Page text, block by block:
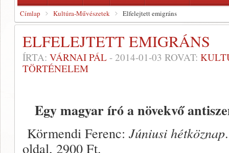
Címlap Kultúra-Művészetek Elfelejtett emigráns
ELFELEJTETT EMIGRÁNS
ÍRTA: VÁRNAI PÁL - 2014-01-03 ROVAT:
TÖRTÉNELEM
Egy magyar író a növekvő
Körmendi Ferenc: Júniusi hétköznap
oldal, 2900 Ft.